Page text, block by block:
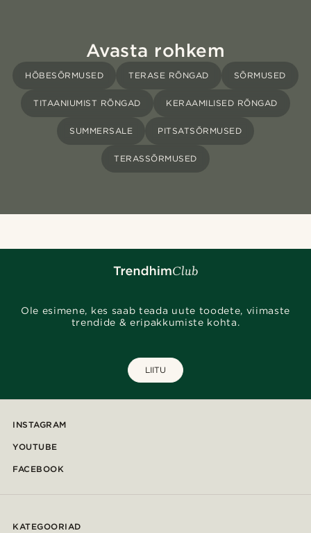
Avasta rohkem
HÕBESÕRMUSED TERASE RÕNGAD SÕRMUSED
TITAANIUMIST RÕNGAD KERAAMILISED RÕNGAD
SUMMERSALE PITSATSÕRMUSED
TERASSÕRMUSED
Ole esimene, kes saab teada uute toodete, viimaste
trendide & eripakkumiste kohta.
LIITU
INSTAGRAM
YOUTUBE
FACEBOOK
KATEGOORIAD